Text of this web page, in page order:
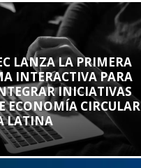
LANZA LA PRIMERA
INTERACTIVA PARA
INICIATIVAS
ECONOMÍA CIRCULAR
LATINA